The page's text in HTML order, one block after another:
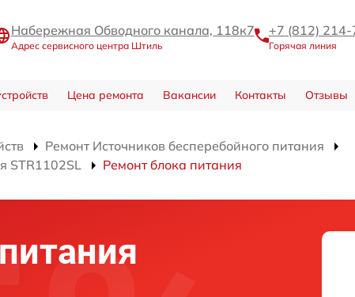
Набережная Обводного канала, 118к7
Адрес сервисного центра Штиль
+7 (812)
Горячая линия
Цена ремонта Вакансии Контакты Отзывы
Ремонт Источников бесперебойного питания
STR1102SL
Ремонт блока питания